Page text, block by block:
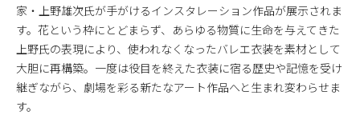
家・上野雄次氏が手がけるインスタレーション作品が展示されま
す。花という枠にとどまらず、あらゆる物質に生命を与えてきた
上野氏の表現により、使われなくなったバレエ衣装を素材として
大胆に再構築。一度は役目を終えた衣装に宿る歴史や記憶を受け
継ぎながら、劇場を彩る新たなアート作品へと生まれ変わらせま
す。